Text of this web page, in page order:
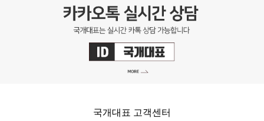
국개대표 고객센터